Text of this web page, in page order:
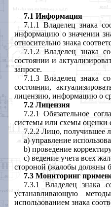
7.1 Информация
7.1.1 Владелец знака
информацию о значении
относительно знака
7.1.2 Владелец знака
состоянии и
запросе.
7.1.3 Владелец знака
состоянии,
лицензию,информацию о
7.2 Лицензия
7.2.1 Обязательное
системы или схемы оценки
7.2.2 Лицо, получившее
a) управление
b) проведение
c) ведение учета всех
стороной (жалобы должны
7.3 Мониторинг
7.3.1 Владелец знака
устанавливающую
методы
использованием знака